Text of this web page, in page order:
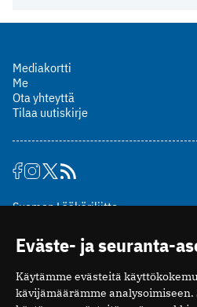
Mediakortti
Me
Ota yhteyttä
Tilaa uutiskirje
Suomen Lääkäriliitto
00510 Helsinki
puh. (09) 393 091
toimitus@potilaanlaakarilehti.fi
Eväste- ja seuranta-
Käytämme evästeitä
kävijämäärämme